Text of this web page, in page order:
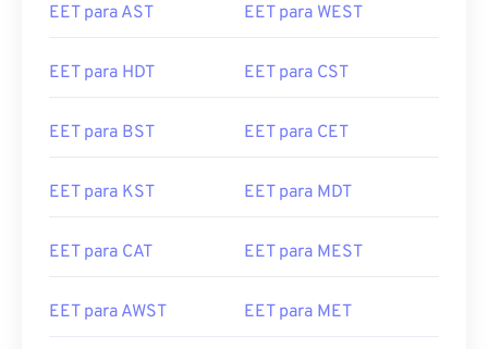
EET para AST EET para WEST
EET para HDT EET para CST
EET para BST EET para CET
EET para KST EET para MDT
EET para CAT EET para MEST
EET para AWST EET para MET